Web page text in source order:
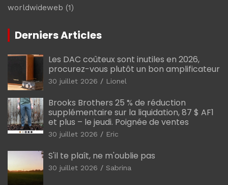
worldwideweb (1)
Derniers Articles
Les DAC coûteux sont inutiles en 2026,
procurez-vous plutôt un bon amplificateur
30 juillet 2026 Lionel
Brooks Brothers 25 % de réduction
supplémentaire sur la liquidation, 87 $ AF1
et plus – le jeudi. Poignée de ventes
30 juillet 2026 Eric
S'il te plaît, ne m'oublie pas
30 juillet 2026 Sabrina